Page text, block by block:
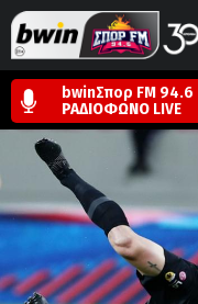
bwinΣπορ FM 94.6
ΡΑΔΙΟΦΩΝΟ LIVE